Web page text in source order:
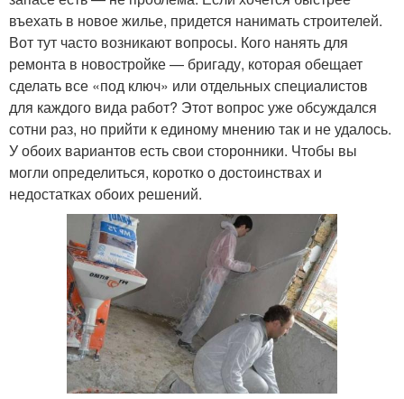
въехать в новое жилье, придется нанимать строителей.
Вот тут часто возникают вопросы. Кого нанять для
ремонта в новостройке — бригаду, которая обещает
сделать все «под ключ» или отдельных специалистов
для каждого вида работ? Этот вопрос уже обсуждался
сотни раз, но прийти к единому мнению так и не удалось.
У обоих вариантов есть свои сторонники. Чтобы вы
могли определиться, коротко о достоинствах и
недостатках обоих решений.